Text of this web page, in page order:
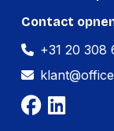
Contact
+31 20 308